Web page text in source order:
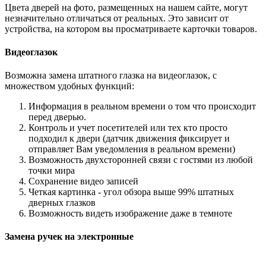
Цвета дверей на фото, размещенных на нашем сайте, могут
незначительно отличаться от реальных. Это зависит от
устройства, на котором вы просматриваете карточки товаров.
Видеоглазок
Возможна замена штатного глазка на видеоглазок, с
множеством удобных функций:
Информация в реальном времени о том что происходит
перед дверью.
Контроль и учет посетителей или тех кто просто
подходил к двери (датчик движения фиксирует и
отправляет Вам уведомления в реальном времени)
Возможность двухсторонней связи с гостями из любой
точки мира
Сохранение видео записей
Четкая картинка - угол обзора выше 99% штатных
дверных глазков
Возможность видеть изображение даже в темноте
Замена ручек на электронные